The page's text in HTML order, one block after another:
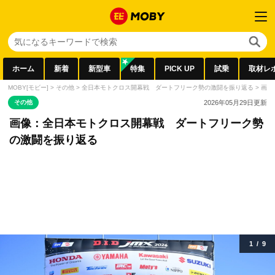
ホーム 新着 新型車 特集 PICK UP 試乗 取材レ
MOBY[モビー] > その他 > 全日本モトクロス開幕戦 ダートフリーク勢の激闘を振り返る > 画像
その他 2026年05月29日更新
画像：全日本モトクロス開幕戦 ダートフリーク勢
の激闘を振り返る
1/ 9